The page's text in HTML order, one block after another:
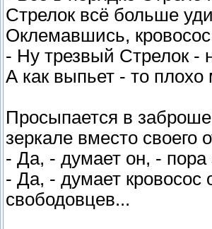
Стрелок всё больше
Оклемавшись, кровосос
- Ну трезвый Стрелок -
А как выпьет - то
Просыпается в
зеркале вместо своего
- Да, - думает он, - пора
- Да, - думает кровосос
свободовцев...